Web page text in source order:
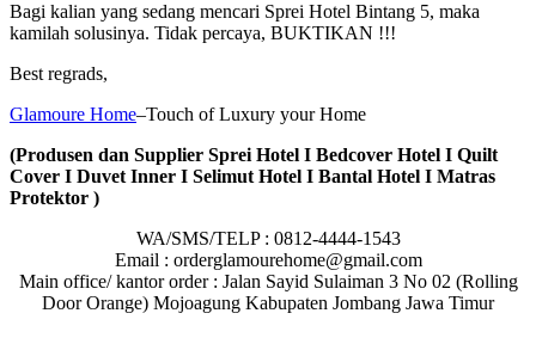
Bagi kalian yang sedang mencari Sprei Hotel Bintang 5, maka
kamilah solusinya. Tidak percaya, BUKTIKAN !!!
Best regrads,
Glamoure Home–Touch of Luxury your Home
(Produsen dan Supplier Sprei Hotel I Bedcover Hotel I Quilt
Cover I Duvet Inner I Selimut Hotel I Bantal Hotel I Matras
Protektor )
WA/SMS/TELP : 0812-4444-1543
Email : orderglamourehome@gmail.com
Main office/ kantor order : Jalan Sayid Sulaiman 3 No 02 (Rolling
Door Orange) Mojoagung Kabupaten Jombang Jawa Timur